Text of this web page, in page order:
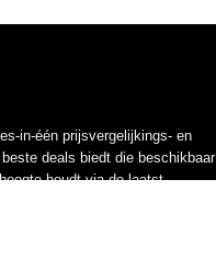
in-één prijsvergelijkings- en
deals biedt die beschikbaar
houdt via de laatst